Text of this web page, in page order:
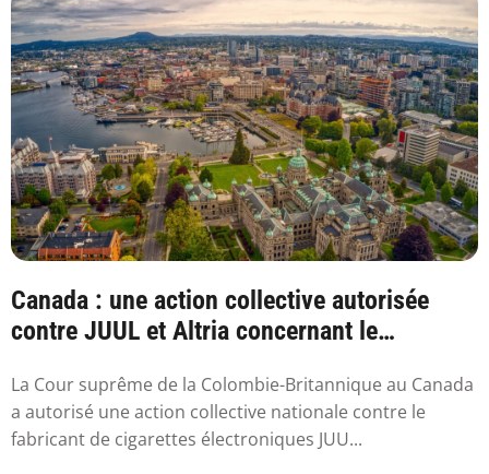
Canada : une action collective autorisée
contre JUUL et Altria concernant le
La Cour suprême de la Colombie-Britannique au Canada
a autorisé une action collective nationale contre le
fabricant de cigarettes électroniques JUU...